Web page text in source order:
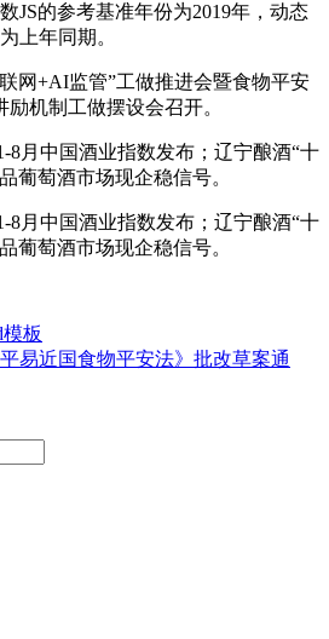
JS的参考基准年份为2019年，动态
上年同期。
+AI监管”工做推进会暨食物平安
机制工做摆设会召开。
中国酒业指数发布；辽宁酿酒“十
葡萄酒市场现企稳信号。
中国酒业指数发布；辽宁酿酒“十
葡萄酒市场现企稳信号。
板
平易近国食物平安法》批改草案通